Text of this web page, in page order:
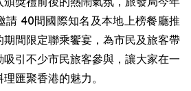
請 40間國際知名及本地上榜餐廳推
期間限定聯乘饗宴，為市民及旅客帶
引不少市民旅客參與，讓大家在一
匯聚香港的魅力。